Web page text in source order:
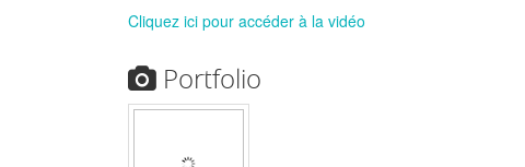
Cliquez ici pour accéder à la vidéo
Portfolio